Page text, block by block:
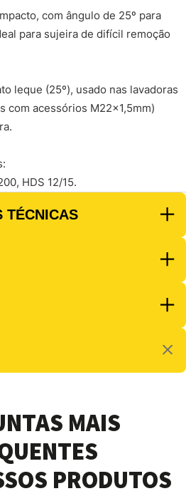
com ângulo de 25º para
para sujeira de difícil remoção
leque (25º), usado nas lavadoras
com acessórios M22x1,5mm)
HDS 12/15.
TÉCNICAS
MAIS
PRODUTOS